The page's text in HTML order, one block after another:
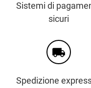
Sistemi di
sicuri
local_shipping
Spedizione